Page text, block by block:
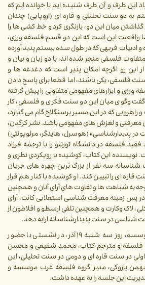
این طرف و آن طرف شنیده ایم یا خوانده ایم که
به دو سنت تحلیلی و قاره ای (اروپایی) چندان
میان این دو، بازنگری کرد و خط کشی ها را
این است که این دو قسم فلسفه ورزی،
و ادبیات فربهی که در طول سده بیستم پدید آورده
فلسفی منجر شده اند، با دو زبان و بیان و
این رو اگرچه امکان پذیر است که دغدغه ها و
فلسفی، یکی باشند، اما قطعا برای پاسخ دادن
ورزی و ابزارهای مفهومی متفاوتی را پیش گرفته
گفت وگوی میان این دو سنت فکری و فلسفی، کار
که در این مسیر پرسنگلاخ گام می گذارد،
معرفتی و لغزش های مفهومی باشد. نشر کرگدن،
در پدیدارشناسی» (هوسرل، هایدگر، مرلوپونتی)
فلسفه در دانشگاه تورنتو را با ترجمه فرزاد
نویسنده این کتاب، کوشیده با رویکردی نظری و
شناسانه سه نفر از بزرگ ترین چهره های جریان
ای را تبیین کند. او کوشیده با کنار هم قرار
به شباهت ها و تفاوت های آرای آنان و همچنین
در پس زمینه معرفت شناسی استعلایی کانت، آرای
لاک وکارت و همچنین تلقی ارسطو و افلاطون از
شناسی در سنت پدیدارشناسانه ارایه دهد.
به گزارش روابط عمومی موسسه، روز سه شنبه ۱۹ آذر، در نشستی با حضور
فلسفه و مترجم کتاب، محمد شفیعی و محسن
در سنت قاره ای و دومی در سنت تحلیلی، این
بهمن پازوکی، مدیر گروه فلسفه غرب موسسه و
این جلسه را به عهده داشت.